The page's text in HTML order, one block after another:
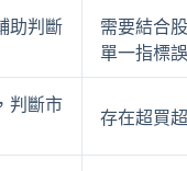
助判斷
需要結合
單一指標
判斷市
存在超買